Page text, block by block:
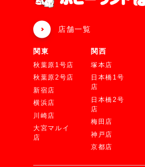
店舗一覧
関東
秋葉原1号店
秋葉原2号店
新宿店
横浜店
川崎店
大宮マルイ
店
関西
塚本店
日本橋1号
店
日本橋2号
店
梅田店
神戸店
京都店